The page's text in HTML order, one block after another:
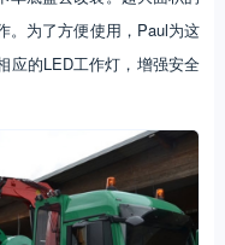
。为了方便使用，Paul为这
应的LED工作灯，增强安全